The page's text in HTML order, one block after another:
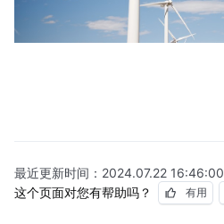
最近更新时间： 2024.07.22 16:46:00
这个页面对您有帮助吗？
有用